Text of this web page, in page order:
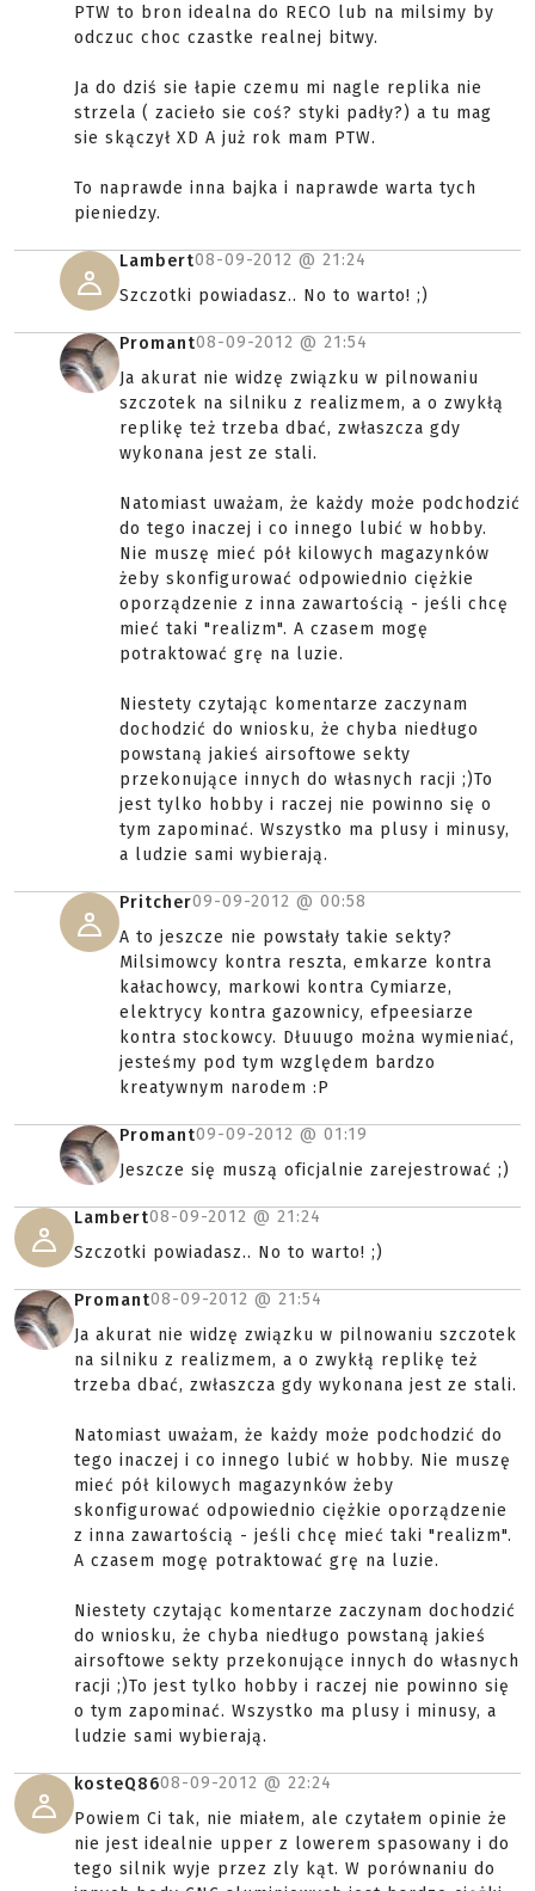
PTW to bron idealna do RECO lub na milsimy by
odczuc choc czastke realnej bitwy.
Ja do dziś sie łapie czemu mi nagle replika nie
strzela ( zacieło sie coś? styki padły?) a tu mag
sie skączył XD A już rok mam PTW.
To naprawde inna bajka i naprawde warta tych
pieniedzy.
Lambert08-09-2012 @ 21:24
Szczotki powiadasz.. No to warto! ;)
Promant08-09-2012 @ 21:54
Ja akurat nie widzę związku w pilnowaniu
szczotek na silniku z realizmem, a o zwykłą
replikę też trzeba dbać, zwłaszcza gdy
wykonana jest ze stali.
Natomiast uważam, że każdy może podchodzić
do tego inaczej i co innego lubić w hobby.
Nie muszę mieć pół kilowych magazynków
żeby skonfigurować odpowiednio ciężkie
oporządzenie z inna zawartością - jeśli chcę
mieć taki "realizm". A czasem mogę
potraktować grę na luzie.
Niestety czytając komentarze zaczynam
dochodzić do wniosku, że chyba niedługo
powstaną jakieś airsoftowe sekty
przekonujące innych do własnych racji ;)To
jest tylko hobby i raczej nie powinno się o
tym zapominać. Wszystko ma plusy i minusy,
a ludzie sami wybierają.
Pritcher09-09-2012 @ 00:58
A to jeszcze nie powstały takie sekty?
Milsimowcy kontra reszta, emkarze kontra
kałachowcy, markowi kontra Cymiarze,
elektrycy kontra gazownicy, efpeesiarze
kontra stockowcy. Dłuuugo można wymieniać,
jesteśmy pod tym względem bardzo
kreatywnym narodem :P
Promant09-09-2012 @ 01:19
Jeszcze się muszą oficjalnie zarejestrować ;)
Lambert08-09-2012 @ 21:24
Szczotki powiadasz.. No to warto! ;)
Promant08-09-2012 @ 21:54
Ja akurat nie widzę związku w pilnowaniu szczotek
na silniku z realizmem, a o zwykłą replikę też
trzeba dbać, zwłaszcza gdy wykonana jest ze stali.
Natomiast uważam, że każdy może podchodzić do
tego inaczej i co innego lubić w hobby. Nie muszę
mieć pół kilowych magazynków żeby
skonfigurować odpowiednio ciężkie oporządzenie
z inna zawartością - jeśli chcę mieć taki "realizm".
A czasem mogę potraktować grę na luzie.
Niestety czytając komentarze zaczynam dochodzić
do wniosku, że chyba niedługo powstaną jakieś
airsoftowe sekty przekonujące innych do własnych
racji ;)To jest tylko hobby i raczej nie powinno się
o tym zapominać. Wszystko ma plusy i minusy, a
ludzie sami wybierają.
kosteQ8608-09-2012 @ 22:24
Powiem Ci tak, nie miałem, ale czytałem opinie że
nie jest idealnie upper z lowerem spasowany i do
tego silnik wyje przez zly kąt. W porównaniu do